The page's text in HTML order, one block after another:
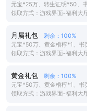
元宝*25万、转生证明*50、
领取方式：游戏界面-福利大
月属礼包
剩余：100%
元宝*50万、黄金棺椁*1、书
领取方式：游戏界面-福利大
黄金礼包
剩余：100%
元宝*50万、黄金棺椁*1、书
领取方式：游戏界面-福利大